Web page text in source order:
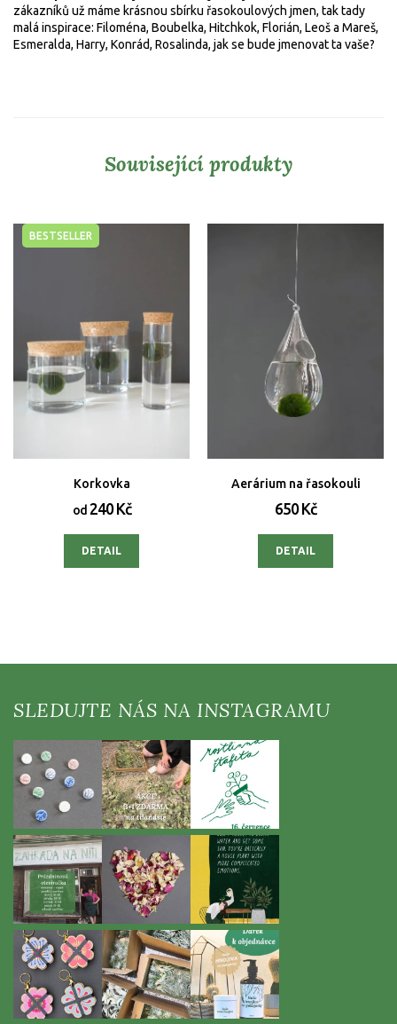
Související produkty
BESTSELLER
Korkovka
od240 Kč
DETAIL
Aerárium na řasokouli
650 Kč
DETAIL
zákazníků už máme krásnou sbírku řasokoulových jmen, tak tady
malá inspirace: Filoména, Boubelka, Hitchkok, Florián, Leoš a Mareš,
Esmeralda, Harry, Konrád, Rosalinda, jak se bude jmenovat ta vaše?